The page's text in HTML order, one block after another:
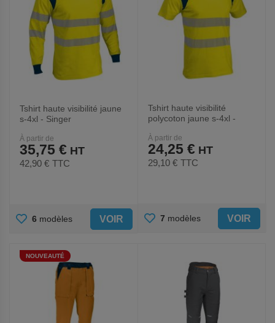
Tshirt haute visibilité jaune
s-4xl - Singer
À partir de
35,75 €
42,90 € TTC
AJOUTER
FAVORIS
6 modèles VOIR
Tshirt haute visibilité
polycoton jaune s-4xl -
À partir de
24,25 €
29,10 € TTC
AJOUTER
FAVORIS
7 modèles VOIR
NOUVEAUTÉ